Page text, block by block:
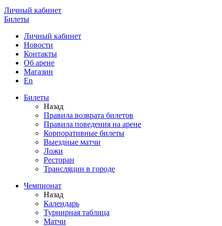
Личный кабинет
Билеты
Личный кабинет
Новости
Контакты
Об арене
Магазин
En
Билеты
Назад
Правила возврата билетов
Правила поведения на арене
Корпоративные билеты
Выездные матчи
Ложи
Ресторан
Трансляции в городе
Чемпионат
Назад
Календарь
Турнирная таблица
Матчи